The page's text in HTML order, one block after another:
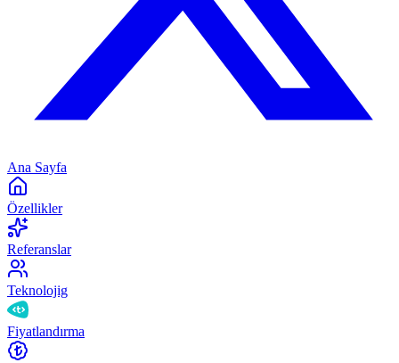
Ana Sayfa
Özellikler
Referanslar
Teknolojig
Fiyatlandırma